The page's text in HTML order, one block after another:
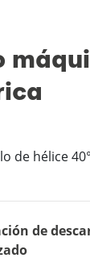
de hélice
de